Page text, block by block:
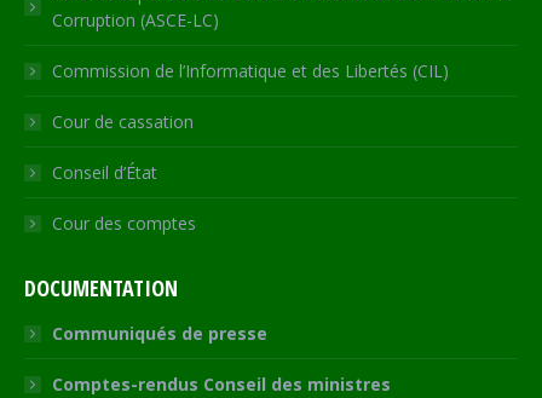
Corruption (ASCE-LC)
Commission de l’Informatique et des Libertés (CIL)
Cour de cassation
Conseil d’État
Cour des comptes
DOCUMENTATION
Communiqués de presse
Comptes-rendus Conseil des ministres